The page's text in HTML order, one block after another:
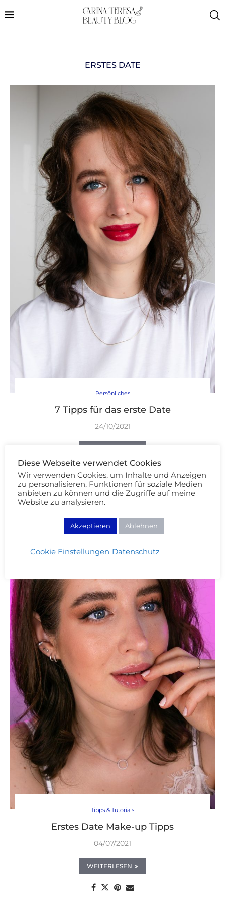
ERSTES DATE
Persönliches
7 Tipps für das erste Date
24/10/2021
Tipps & Tutorials
Erstes Date Make-up Tipps
04/07/2021
WEITERLESEN
Diese Webseite verwendet Cookies
Wir verwenden Cookies, um Inhalte und Anzeigen
zu personalisieren, Funktionen für soziale Medien
anbieten zu können und die Zugriffe auf meine
Website zu analysieren.
Akzeptieren Ablehnen
Cookie Einstellungen Datenschutz